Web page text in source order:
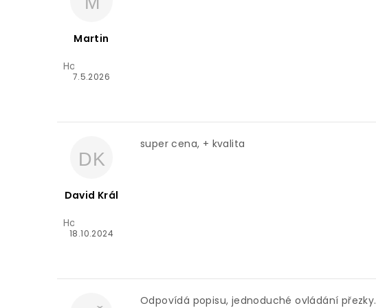
n
í
Martin
Hodnocení produktu je 5 z 5 hvězdiček.
7.5.2026
DK
David Král
Hodnocení produktu je 5 z 5 hvězdiček.
18.10.2024
super cena, + kvalita
Odpovídá popisu, jednoduché ovládání přezky.